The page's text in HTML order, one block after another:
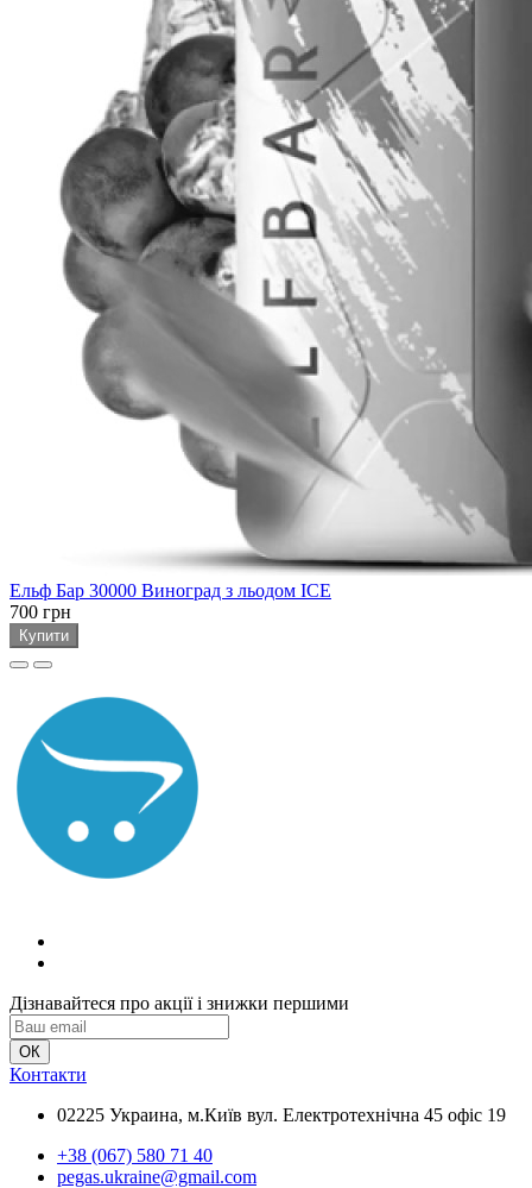
Ельф Бар 30000 Виноград з льодом ICE
700 грн
Купити
Дізнавайтеся про акції і знижки першими
Контакти
02225 Украина, м.Київ вул. Електротехнічна 45 офіс 19
+38 (067) 580 71 40
pegas.ukraine@gmail.com